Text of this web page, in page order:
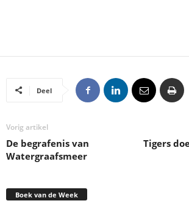
Deel
Vorig artikel
De begrafenis van
Watergraafsmeer
Tigers
Boek van de Week